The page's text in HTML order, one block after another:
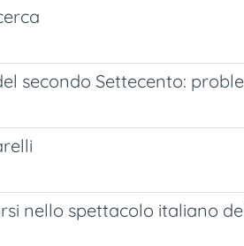
secondo Settecento:
nello spettacolo italiano